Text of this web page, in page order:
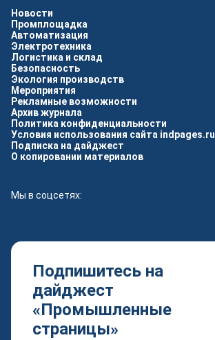
Новости
Промплощадка
Автоматизация
Электротехника
Логистика и склад
Безопасность
Экология производств
Мероприятия
Рекламные возможности
Архив журнала
Политика конфиденциальности
Условия использования сайта indpages.ru
Подписка на дайджест
О копировании материалов
Мы в соцсетях:
Подпишитесь на
дайджест
«Промышленные
страницы»